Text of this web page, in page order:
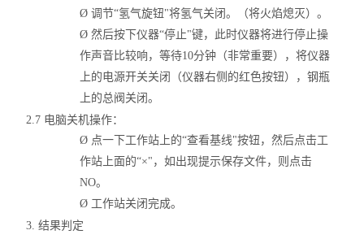
Ø调节“氢气旋钮"将氢气关闭。（将火焰熄灭）。
Ø然后按下仪器“停止"键，此时仪器将进行停止操
作声音比较响，等待10分钟（非常重要），将仪器
上的电源开关关闭（仪器右侧的红色按钮），钢瓶
上的总阀关闭。
2.7 电脑关机操作：
Ø 点一下工作站上的“查看基线"按钮，然后点击工
作站上面的“×"，如出现提示保存文件，则点击
NO。
Ø 工作站关闭完成。
3. 结果判定